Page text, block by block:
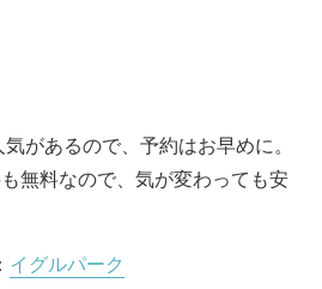
があるので、予約はお早めに。
無料なので、気が変わっても安
イグルパーク